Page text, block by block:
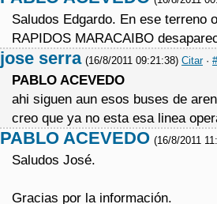
Saludos Edgardo. En ese terreno
RAPIDOS MARACAIBO
jose serra (16/8/2011 09:21:38) Citar·
PABLO ACEVEDO
ahi siguen aun esos buses de
creo que ya no esta esa linea
PABLO ACEVEDO (16/8/2011
Saludos José.
Gracias por la información.